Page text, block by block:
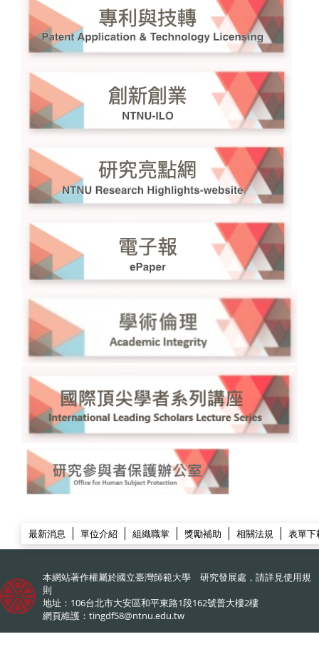
最新消息
單位介紹 組織職掌 獎勵補助 相關法規 表單下
本網站著作權屬於國立臺灣師範大學 研究發展處，請詳見使用規
則
地址：106台北市大安區和平東路1段162號普大樓2樓
網頁維護： tingdf58@ntnu.edu.tw